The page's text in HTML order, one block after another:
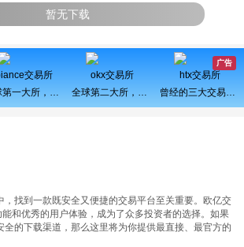
暂无下载
广告
交易所
全球第一大所，新用户注册可得100USDT奖励
okx交易所
全球第二大所，新用户拆盲盒100%中奖，最高价值60000元
htx交易所
曾经的三大交易所之一、近期空投活动较多，力争重回巅峰
，找到一款既安全又便捷的交易平台至关重要。欧亿交
和优秀的用户体验，成为了众多投资者的选择。如果
全的下载渠道，那么这里将为你提供最直接、最官方的